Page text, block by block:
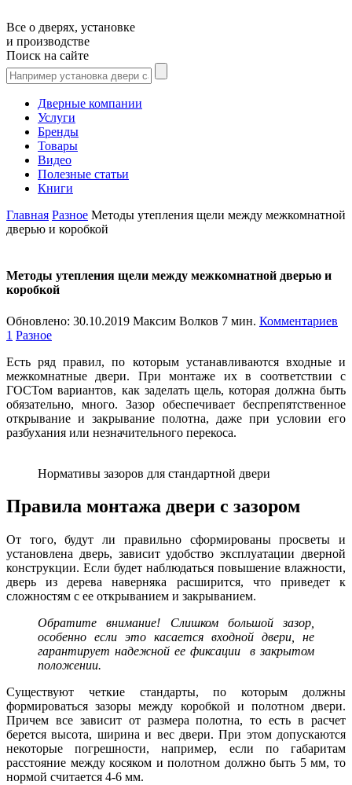
Все о дверях, установке
и производстве
Поиск на сайте
Дверные компании
Услуги
Бренды
Товары
Видео
Полезные статьи
Книги
Главная Разное Методы утепления щели между межкомнатной
дверью и коробкой
Методы утепления щели между межкомнатной дверью и
коробкой
Обновлено: 30.10.2019 Максим Волков 7 мин. Комментариев
1 Разное
Есть ряд правил, по которым устанавливаются входные и
межкомнатные двери. При монтаже их в соответствии с
ГОСТом вариантов, как заделать щель, которая должна быть
обязательно, много. Зазор обеспечивает беспрепятственное
открывание и закрывание полотна, даже при условии его
разбухания или незначительного перекоса.
Нормативы зазоров для стандартной двери
Правила монтажа двери с зазором
От того, будут ли правильно сформированы просветы и
установлена дверь, зависит удобство эксплуатации дверной
конструкции. Если будет наблюдаться повышение влажности,
дверь из дерева наверняка расширится, что приведет к
сложностям с ее открыванием и закрыванием.
Обратите внимание! Слишком большой зазор,
особенно если это касается входной двери, не
гарантирует надежной ее фиксации в закрытом
положении.
Существуют четкие стандарты, по которым должны
формироваться зазоры между коробкой и полотном двери.
Причем все зависит от размера полотна, то есть в расчет
берется высота, ширина и вес двери. При этом допускаются
некоторые погрешности, например, если по габаритам
расстояние между косяком и полотном должно быть 5 мм, то
нормой считается 4-6 мм.